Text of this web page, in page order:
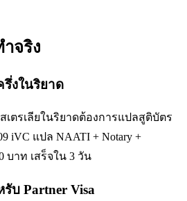
จริง
งในริยาด
ตรเลียในริยาดต้องการแปลสูติบัตร
iVC แปล NAATI + Notary +
บาท เสร็จใน 3 วัน
บ Partner Visa